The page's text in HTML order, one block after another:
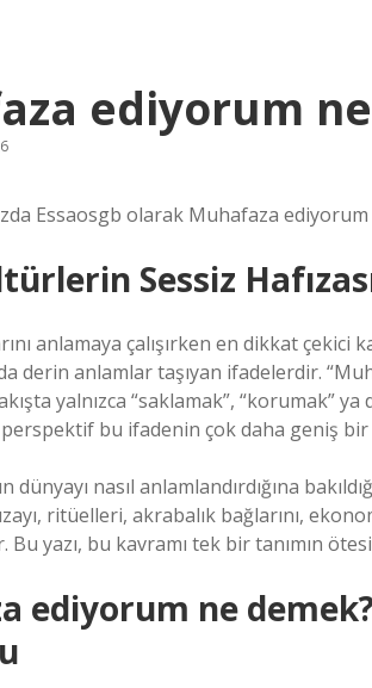
ediyorum
Essaosgb olarak Muhafaza
Sessiz
anlamaya çalışırken en dikkat
derin anlamlar taşıyan ifadelerdir.
yalnızca “saklamak”, “korumak”
bu ifadenin çok daha geniş bir
dünyayı nasıl anlamlandırdığına
ritüelleri, akrabalık bağlarını,
yazı, bu kavramı tek bir tanımın
ediyorum ne